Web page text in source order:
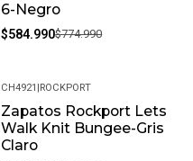
6-Negro
$584.990$774.990
-63%
CH4921 ROCKPORT
Zapatos Rockport Lets
Walk Knit Bungee-Gris
Claro